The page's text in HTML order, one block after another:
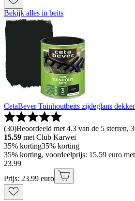
Bekijk alles in beits
CetaBever Tuinhoutbeits zijdeglans
(30)Beoordeeld met 4.3 van de 5 sterren,
15.59 met Club Karwei
35% korting35% korting
35% korting, voordeelprijs: 15.59 euro
23.99
Prijs: 23.99 euro